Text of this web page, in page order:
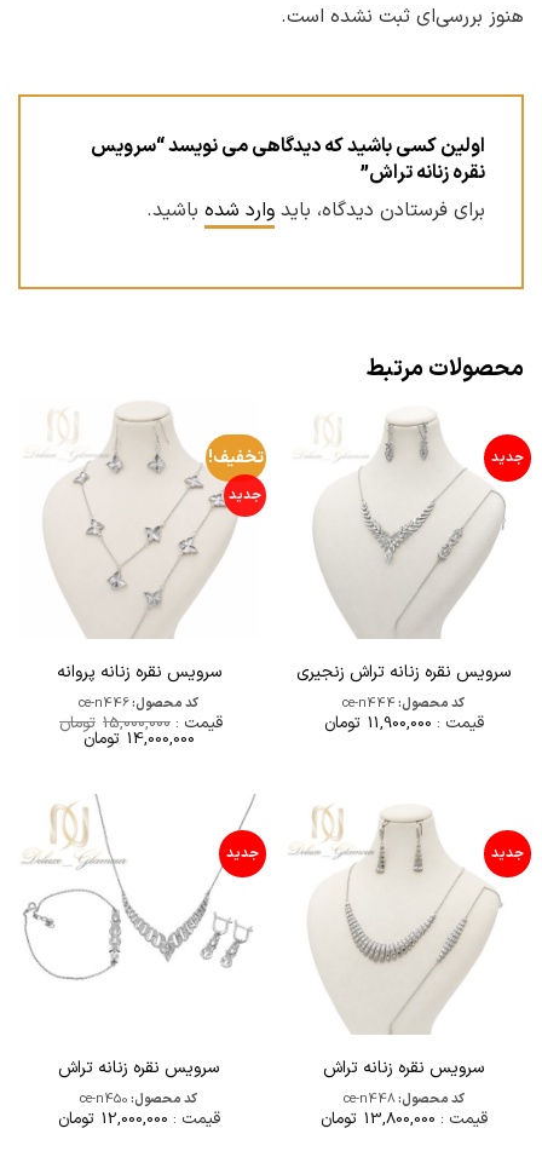
هنوز بررسی‌ای ثبت نشده است.
اولین کسی باشید که دیدگاهی می نویسد “سرویس
نقره زنانه تراش”
برای فرستادن دیدگاه، باید وارد شده باشید.
محصولات مرتبط
جدید
سرویس نقره زنانه تراش زنجیری
کد محصول:ce-n444
قیمت : 11,900,000 تومان
تخفیف!
جدید
سرویس نقره زنانه پروانه
کد محصول:ce-n446
قیمت : 15,000,000 تومان
قیمت
اصلی
14,000,000 تومانقیمت
جدید
سرویس نقره زنانه تراش
کد محصول:ce-n448
قیمت : 13,800,000 تومان
جدید
سرویس نقره زنانه تراش
کد محصول:ce-n450
قیمت : 12,000,000 تومان